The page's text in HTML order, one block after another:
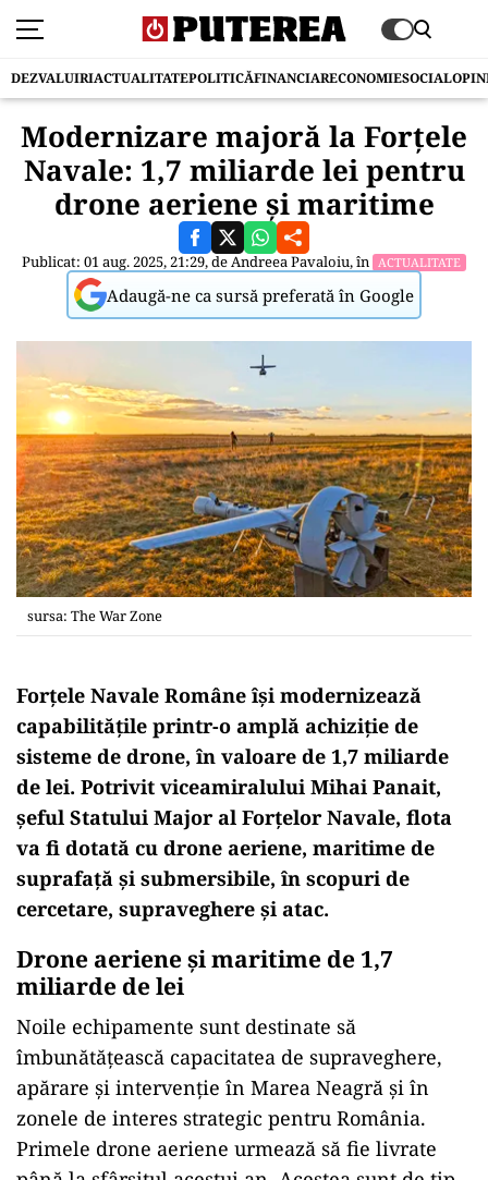
DEZVALUIRIACTUALITATEPOLITICĂFINANCIARECONOMIESOCIAL
Modernizare majoră la Forțele
Navale: 1,7 miliarde lei pentru
drone aeriene și maritime
Publicat: 01 aug. 2025, 21:29, deAndreea Pavaloiu, în ACTUALITATE
Adaugă-ne ca sursă preferată în Google
sursa: The War Zone
Forțele Navale Române își modernizează
capabilitățile printr-o amplă achiziție de
sisteme de drone, în valoare de 1,7 miliarde
de lei. Potrivit viceamiralului Mihai Panait,
șeful Statului Major al Forțelor Navale, flota
va fi dotată cu drone aeriene, maritime de
suprafață și submersibile, în scopuri de
cercetare, supraveghere și atac.
Drone aeriene și maritime de 1,7
miliarde de lei
Noile echipamente sunt destinate să
îmbunătățească capacitatea de supraveghere,
apărare și intervenție în Marea Neagră și în
zonele de interes strategic pentru România.
Primele drone aeriene urmează să fie livrate